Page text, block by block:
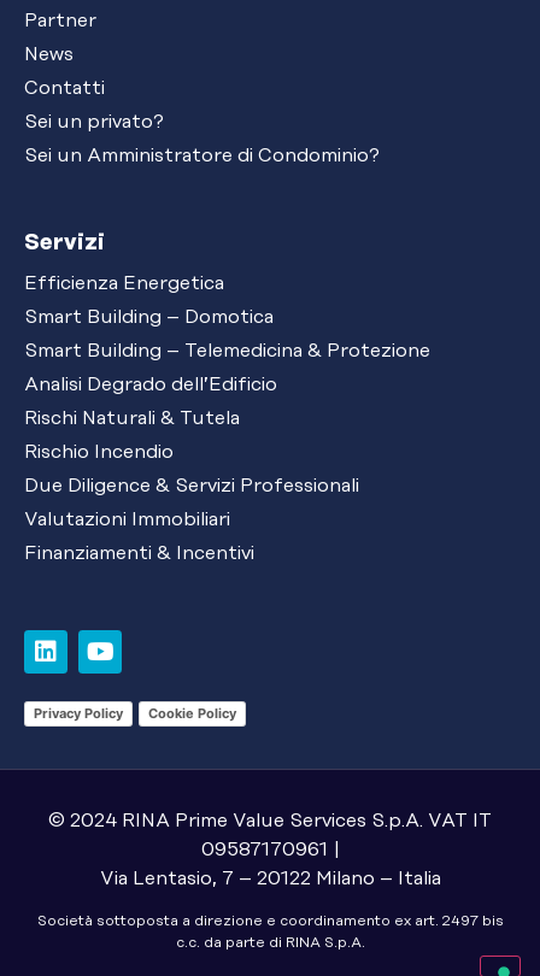
Partner
News
Contatti
Sei un privato?
Sei un Amministratore di Condominio?
Servizi
Efficienza Energetica
Smart Building – Domotica
Smart Building – Telemedicina & Protezione
Analisi Degrado dell’Edificio
Rischi Naturali & Tutela
Rischio Incendio
Due Diligence & Servizi Professionali
Valutazioni Immobiliari
Finanziamenti & Incentivi
Privacy Policy Cookie Policy
© 2024 RINA Prime Value Services S.p.A. VAT IT
09587170961 |
Via Lentasio, 7 – 20122 Milano – Italia
Società sottoposta a direzione e coordinamento ex art. 2497 bis
c.c. da parte di RINA S.p.A.